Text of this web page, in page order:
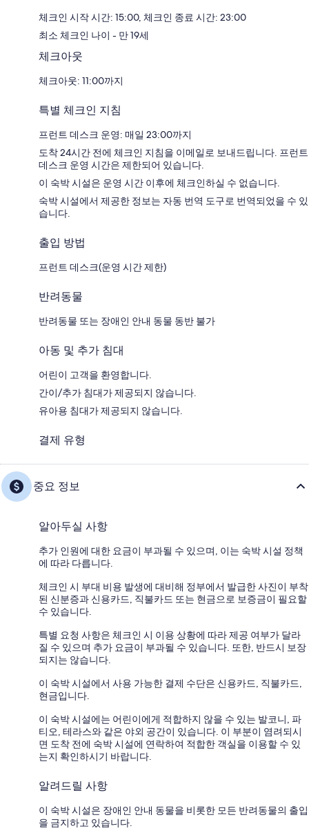
체크인 시작 시간: 15:00, 체크인 종료 시간: 23:00
최소 체크인 나이 - 만 19세
체크아웃
체크아웃: 11:00까지
특별 체크인 지침
프런트 데스크 운영: 매일 23:00까지
도착 24시간 전에 체크인 지침을 이메일로 보내드립니다. 프런트
데스크 운영 시간은 제한되어 있습니다.
이 숙박 시설은 운영 시간 이후에 체크인하실 수 없습니다.
숙박 시설에서 제공한 정보는 자동 번역 도구로 번역되었을 수 있
습니다.
출입 방법
프런트 데스크(운영 시간 제한)
반려동물
반려동물 또는 장애인 안내 동물 동반 불가
아동 및 추가 침대
어린이 고객을 환영합니다.
간이/추가 침대가 제공되지 않습니다.
유아용 침대가 제공되지 않습니다.
결제 유형
중요 정보
알아두실 사항
추가 인원에 대한 요금이 부과될 수 있으며, 이는 숙박 시설 정책
에 따라 다릅니다.
체크인 시 부대 비용 발생에 대비해 정부에서 발급한 사진이 부착
된 신분증과 신용카드, 직불카드 또는 현금으로 보증금이 필요할
수 있습니다.
특별 요청 사항은 체크인 시 이용 상황에 따라 제공 여부가 달라
질 수 있으며 추가 요금이 부과될 수 있습니다. 또한, 반드시 보장
되지는 않습니다.
이 숙박 시설에서 사용 가능한 결제 수단은 신용카드, 직불카드,
현금입니다.
이 숙박 시설에는 어린이에게 적합하지 않을 수 있는 발코니, 파
티오, 테라스와 같은 야외 공간이 있습니다. 이 부분이 염려되시
면 도착 전에 숙박 시설에 연락하여 적합한 객실을 이용할 수 있
는지 확인하시기 바랍니다.
알려드릴 사항
이 숙박 시설은 장애인 안내 동물을 비롯한 모든 반려동물의 출입
을 금지하고 있습니다.